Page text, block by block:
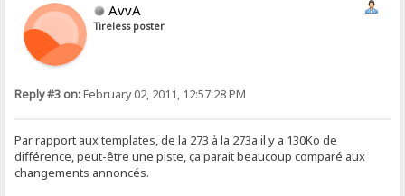
AvvA
Tireless poster
Reply #3 on:February 02, 2011, 12:57:28 PM
Par rapport aux templates, de la 273 à la 273a il y a 130Ko de
différence, peut-être une piste, ça parait beaucoup comparé aux
changements annoncés.